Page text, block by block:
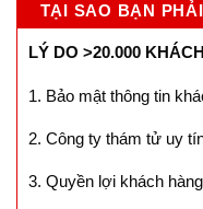
TẠI SAO BẠN
LÝ DO >20.000
1. Bảo mật thông tin
2. Công ty thám tử uy
3. Quyền lợi khách